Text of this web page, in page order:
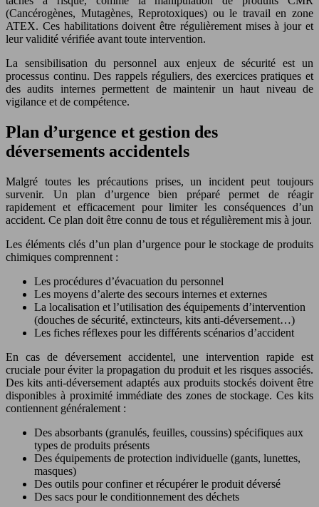
(Cancérogènes, Mutagènes, Reprotoxiques) ou le travail en zone
ATEX. Ces habilitations doivent être régulièrement mises à jour et
leur validité vérifiée avant toute intervention.
La sensibilisation du personnel aux enjeux de sécurité est un
processus continu. Des rappels réguliers, des exercices pratiques et
des audits internes permettent de maintenir un haut niveau de
vigilance et de compétence.
Plan d’urgence et gestion des
déversements accidentels
Malgré toutes les précautions prises, un incident peut toujours
survenir. Un plan d’urgence bien préparé permet de réagir
rapidement et efficacement pour limiter les conséquences d’un
accident. Ce plan doit être connu de tous et régulièrement mis à jour.
Les éléments clés d’un plan d’urgence pour le stockage de produits
chimiques comprennent :
Les procédures d’évacuation du personnel
Les moyens d’alerte des secours internes et externes
La localisation et l’utilisation des équipements d’intervention
(douches de sécurité, extincteurs, kits anti-déversement…)
Les fiches réflexes pour les différents scénarios d’accident
En cas de déversement accidentel, une intervention rapide est
cruciale pour éviter la propagation du produit et les risques associés.
Des kits anti-déversement adaptés aux produits stockés doivent être
disponibles à proximité immédiate des zones de stockage. Ces kits
contiennent généralement :
Des absorbants (granulés, feuilles, coussins) spécifiques aux
types de produits présents
Des équipements de protection individuelle (gants, lunettes,
masques)
Des outils pour confiner et récupérer le produit déversé
Des sacs pour le conditionnement des déchets